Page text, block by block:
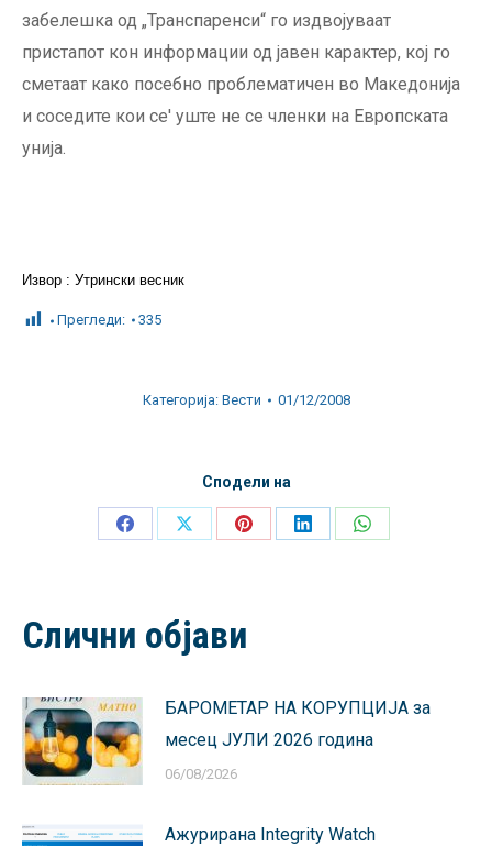
забелешка од „Транспаренси“ го издвојуваат
пристапот кон информации од јавен карактер, кој го
сметаат како посебно проблематичен во Македонија
и соседите кои се' уште не се членки на Европската
унија.
Извор : Утрински весник
Прегледи: 335
Категорија: Вести 01/12/2008
Сподели на
Share
Share
Share
Share
Share
Слични објави
БАРОМЕТАР НА КОРУПЦИЈА за
месец ЈУЛИ 2026 година
06/08/2026
Ажурирана Integrity Watch